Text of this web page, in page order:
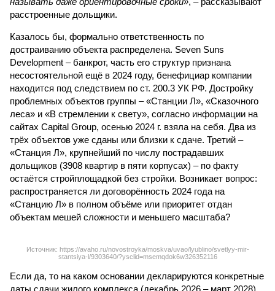
расстроенные дольщики.
Казалось бы, формально ответственность по
достраиванию объекта распределена. Seven Suns
Development – банкрот, часть его структур признана
несостоятельной ещё в 2024 году, бенефициар компании
находится под следствием по ст. 200.3 УК РФ. Достройку
проблемных объектов группы – «Станции Л», «Сказочного
леса» и «В стремлении к свету», согласно информации на
сайтах Capital Group, осенью 2024 г. взяла на себя. Два из
трёх объектов уже сданы или близки к сдаче. Третий –
«Станция Л», крупнейший по числу пострадавших
дольщиков (3908 квартир в пяти корпусах) – по факту
остаётся стройплощадкой без стройки. Возникает вопрос:
распространяется ли договорённость 2024 года на
«Станцию Л» в полном объёме или приоритет отдан
объектам мешей сложности и меньшего масштаба?
Источник: https://avaho.ru/novostroyka/moskva/uvao/lyublino/svetlyy-mir-
stantsiya-l/9303640/?ysclid=msemqdok6w326352116
Если да, то на каком основании декларируются конкретные
даты сдачи жилого комплекса (декабрь 2026 – март 2028),